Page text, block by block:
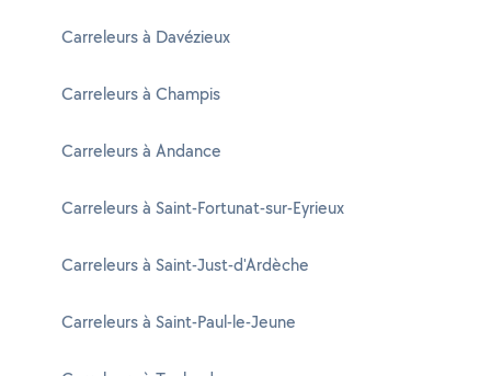
Carreleurs à Davézieux
Carreleurs à Champis
Carreleurs à Andance
Carreleurs à Saint-Fortunat-sur-Eyrieux
Carreleurs à Saint-Just-d'Ardèche
Carreleurs à Saint-Paul-le-Jeune